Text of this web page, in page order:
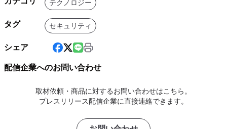
テクノロジー
タグ セキュリティ
シェア
配信企業へのお問い合わせ
取材依頼・商品に対するお問い合わせはこちら。
プレスリリース配信企業に直接連絡できます。